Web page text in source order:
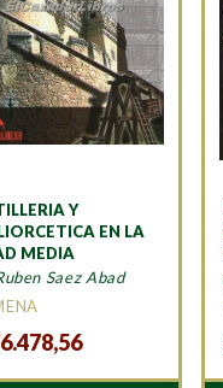
Y
EN LA
MEDIA
Saez Abad